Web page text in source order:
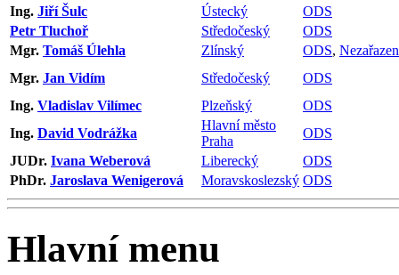
Ing. Jiří Šulc Ústecký
ODS
Petr Tluchoř
Středočeský
ODS
Mgr. Tomáš Úlehla Zlínský ODS,
Mgr. Jan Vidím Středočeský
ODS
Ing. Vladislav Vilímec Plzeňský
ODS
Ing. David Vodrážka
Hlavní město
Praha
ODS
JUDr. Ivana Weberová Liberecký
ODS
PhDr. Jaroslava Wenigerová Moravskoslezský ODS
Hlavní menu